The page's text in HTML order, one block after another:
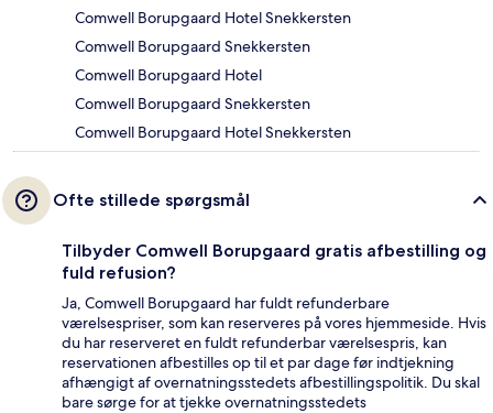
Comwell Borupgaard Hotel Snekkersten
Comwell Borupgaard Snekkersten
Comwell Borupgaard Hotel
Comwell Borupgaard Snekkersten
Comwell Borupgaard Hotel Snekkersten
Ofte stillede spørgsmål
Tilbyder Comwell Borupgaard gratis afbestilling og
fuld refusion?
Ja, Comwell Borupgaard har fuldt refunderbare
værelsespriser, som kan reserveres på vores hjemmeside. Hvis
du har reserveret en fuldt refunderbar værelsespris, kan
reservationen afbestilles op til et par dage før indtjekning
afhængigt af overnatningsstedets afbestillingspolitik. Du skal
bare sørge for at tjekke overnatningsstedets